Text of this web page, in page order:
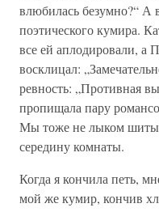
влюбилась безумно?“ А
поэтического кумира.
все ей аплодировали, а
восклицал:
ревность: „Противная
пропищала пару
Мы тоже не лыком
середину комнаты.
Когда я кончила петь,
мой же кумир, кончив